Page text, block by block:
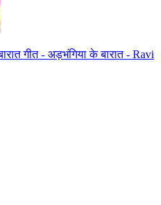
गीत - अड़भंगिया के बारात - Ravi